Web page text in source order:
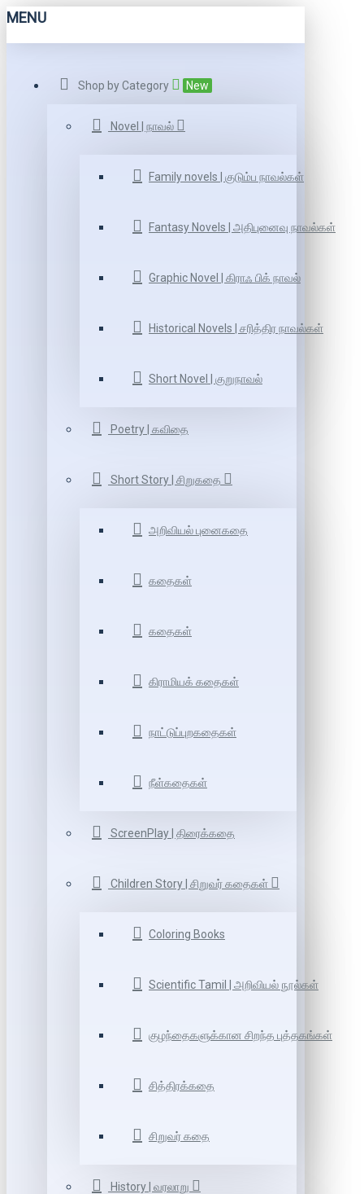
MENU
Shop by Category New
Novel | நாவல்
Family novels | குடும்ப நாவல்கள்
Fantasy Novels | அதிபுனைவு நாவல்கள்
Graphic Novel | கிராஃ பிக் நாவல்
Historical Novels | சரித்திர நாவல்கள்
Short Novel | குறுநாவல்
Poetry | கவிதை
Short Story | சிறுகதை
அறிவியல் புனைகதை
கதைகள்
கதைகள்
கிராமியக் கதைகள்
நாட்டுப்புறகதைகள்
நீள்கதைகள்
ScreenPlay | திரைக்கதை
Children Story | சிறுவர் கதைகள்
Coloring Books
Scientific Tamil | அறிவியல் நூல்கள்
குழந்தைகளுக்கான சிறந்த புத்தகங்கள்
சித்திரக்கதை
சிறுவர் கதை
History | வரலாறு